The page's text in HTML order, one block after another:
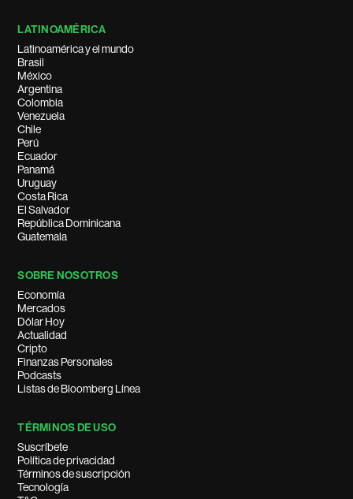
LATINOAMÉRICA
Latinoamérica y el mundo
Brasil
México
Argentina
Colombia
Venezuela
Chile
Perú
Ecuador
Panamá
Uruguay
Costa Rica
El Salvador
República Dominicana
Guatemala
SOBRE NOSOTROS
Economía
Mercados
Dólar Hoy
Actualidad
Cripto
Finanzas Personales
Podcasts
Listas de Bloomberg Línea
TÉRMINOS DE USO
Suscríbete
Política de privacidad
Términos de suscripción
Tecnología